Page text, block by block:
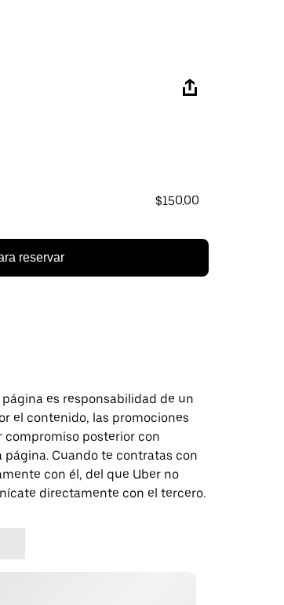
$150.00
reservar
es responsabilidad de un
el contenido, las promociones
compromiso posterior con
Cuando te contratas con
con él, del que Uber no
directamente con el tercero.